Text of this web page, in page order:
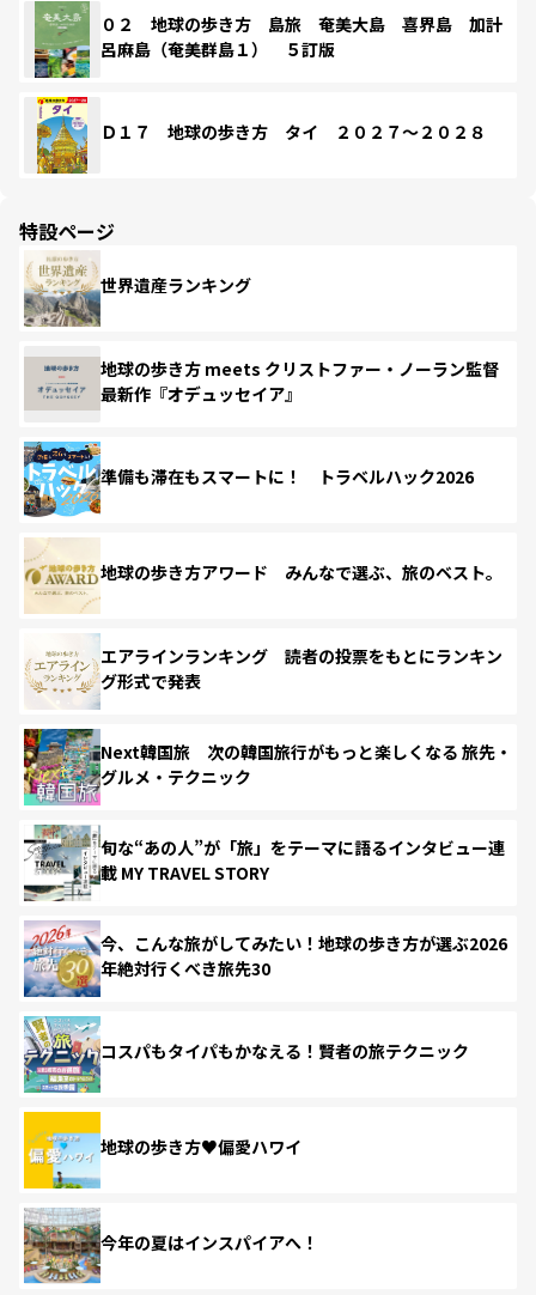
０２ 地球の歩き方 島旅 奄美大島 喜界島 加計
呂麻島（奄美群島１） ５訂版
Ｄ１７ 地球の歩き方 タイ ２０２７～２０２８
特設ページ
世界遺産ランキング
地球の歩き方 meets クリストファー・ノーラン監督
最新作『オデュッセイア』
準備も滞在もスマートに！ トラベルハック2026
地球の歩き方アワード みんなで選ぶ、旅のベスト。
エアラインランキング 読者の投票をもとにランキン
グ形式で発表
Next韓国旅 次の韓国旅行がもっと楽しくなる 旅先・
グルメ・テクニック
旬な“あの人”が「旅」をテーマに語るインタビュー連
載 MY TRAVEL STORY
今、こんな旅がしてみたい！地球の歩き方が選ぶ2026
年絶対行くべき旅先30
コスパもタイパもかなえる！賢者の旅テクニック
地球の歩き方♥偏愛ハワイ
今年の夏はインスパイアへ！